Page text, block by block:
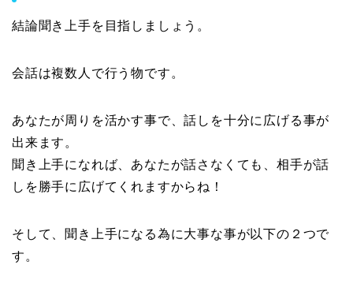
結論聞き上手を目指しましょう。
会話は複数人で行う物です。
あなたが周りを活かす事で、話しを十分に広げる事が
出来ます。
聞き上手になれば、あなたが話さなくても、相手が話
しを勝手に広げてくれますからね！
そして、聞き上手になる為に大事な事が以下の２つで
す。